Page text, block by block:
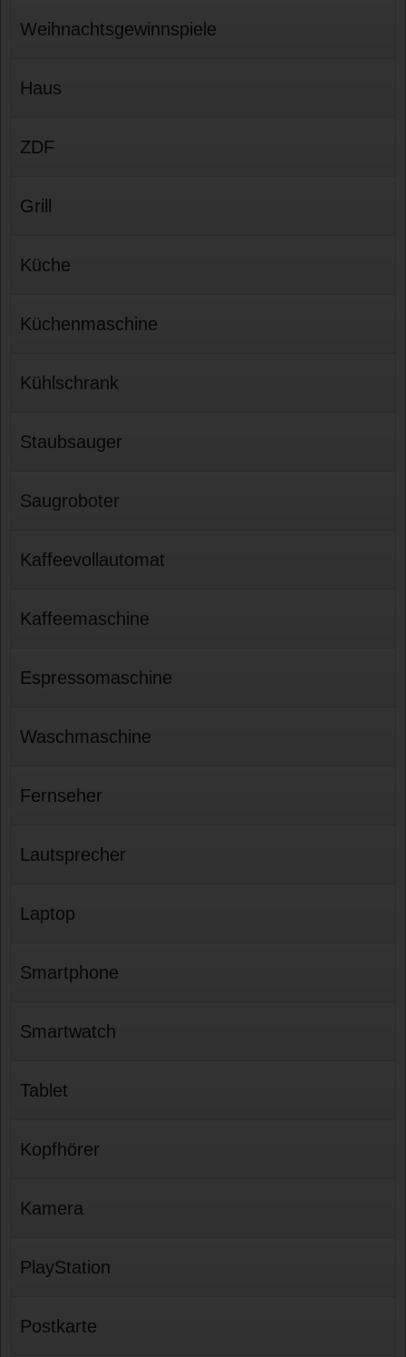
Weihnachtsgewinnspiele
Haus
ZDF
Grill
Küche
Küchenmaschine
Kühlschrank
Staubsauger
Saugroboter
Kaffeevollautomat
Kaffeemaschine
Espressomaschine
Waschmaschine
Fernseher
Lautsprecher
Laptop
Smartphone
Smartwatch
Tablet
Kopfhörer
Kamera
PlayStation
Postkarte